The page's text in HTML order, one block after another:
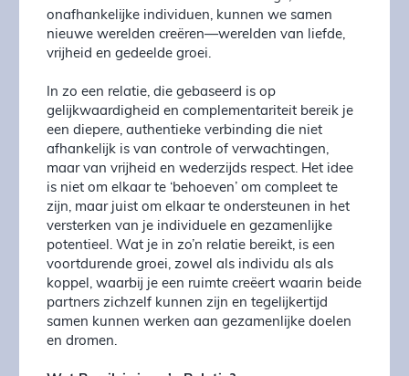
onafhankelijke individuen, kunnen we samen
nieuwe werelden creëren—werelden van liefde,
vrijheid en gedeelde groei.
In zo een relatie, die gebaseerd is op
gelijkwaardigheid en complementariteit bereik je
een diepere, authentieke verbinding die niet
afhankelijk is van controle of verwachtingen,
maar van vrijheid en wederzijds respect. Het idee
is niet om elkaar te ‘behoeven’ om compleet te
zijn, maar juist om elkaar te ondersteunen in het
versterken van je individuele en gezamenlijke
potentieel. Wat je in zo’n relatie bereikt, is een
voortdurende groei, zowel als individu als als
koppel, waarbij je een ruimte creëert waarin beide
partners zichzelf kunnen zijn en tegelijkertijd
samen kunnen werken aan gezamenlijke doelen
en dromen.